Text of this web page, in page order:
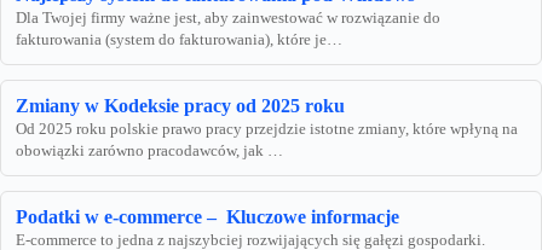
Dla Twojej firmy ważne jest, aby zainwestować w rozwiązanie do
fakturowania (system do fakturowania), które je…
Zmiany w Kodeksie pracy od 2025 roku
Od 2025 roku polskie prawo pracy przejdzie istotne zmiany, które wpłyną na
obowiązki zarówno pracodawców, jak …
Podatki w e-commerce – Kluczowe informacje
E-commerce to jedna z najszybciej rozwijających się gałęzi gospodarki.